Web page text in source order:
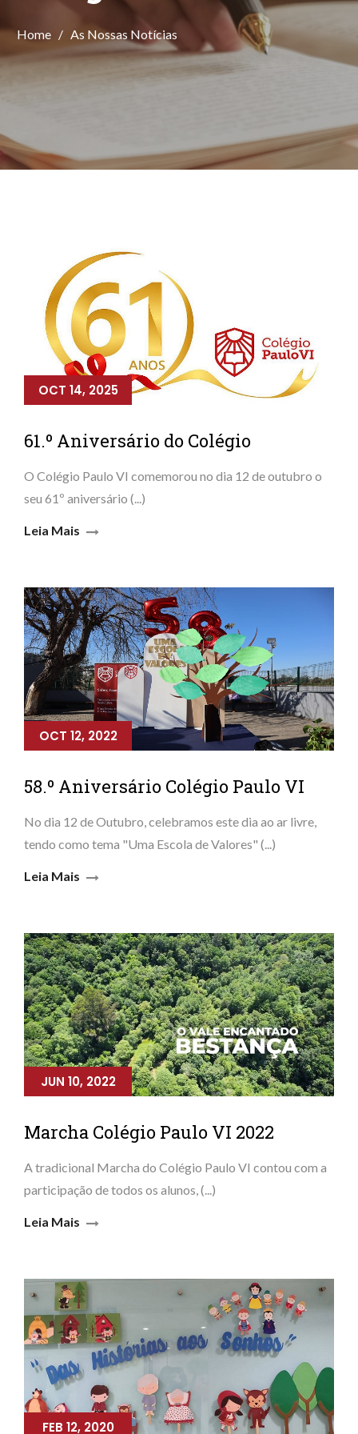
Home / As Nossas Notícias
OCT 14, 2025
61.º Aniversário do Colégio
O Colégio Paulo VI comemorou no dia 12 de outubro o
seu 61º aniversário (...)
Leia Mais
OCT 12, 2022
58.º Aniversário Colégio Paulo VI
No dia 12 de Outubro, celebramos este dia ao ar livre,
tendo como tema "Uma Escola de Valores" (...)
Leia Mais
JUN 10, 2022
Marcha Colégio Paulo VI 2022
A tradicional Marcha do Colégio Paulo VI contou com a
participação de todos os alunos, (...)
Leia Mais
FEB 12, 2020